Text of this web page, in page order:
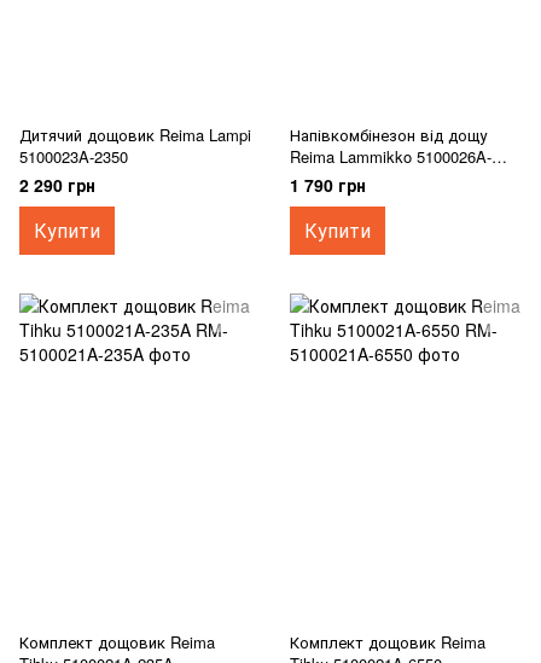
Дитячий дощовик Reima Lampi
5100023A-2350
2 290 грн
Купити
Напівкомбінезон від дощу
Reima Lammikko 5100026A-
6550
1 790 грн
Купити
Комплект дощовик Reima
Комплект дощовик Reima